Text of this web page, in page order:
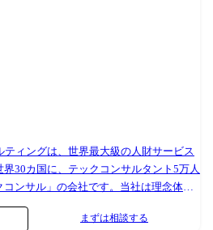
ティングは、世界最大級の人財サービス
界30カ国に、テックコンサルタント5万人
ンサル」の会社です。当社は理念体系
求められる誠実さや真摯さである
営計画の中で、「日本企業を、世界企
まずは相談する